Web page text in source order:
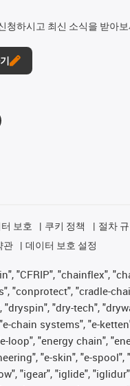
청하시고 최신 소식을 받아
보호 쿠키 정책
절차
관 데이터 보호 설정
"CFRIP", "chainflex",
"conprotect", "cradle-
"dryspin", "dry-tech",
chain systems", "e-
loop", "energy chain",
"e-skin", "e-spool",
"igear", "iglide",